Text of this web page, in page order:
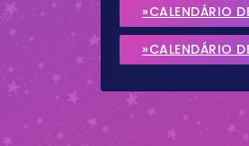
»CALENDÁRIO
»CALENDÁRIO